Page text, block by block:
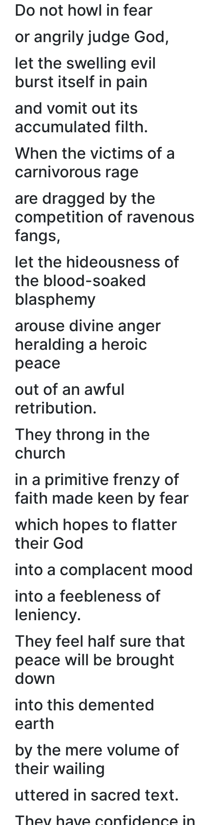
Do not howl in fear
or angrily judge God,
let the swelling evil
burst itself in pain
and vomit out its
accumulated filth.
When the victims of a
carnivorous rage
are dragged by the
competition of ravenous
fangs,
let the hideousness of
the blood-soaked
blasphemy
arouse divine anger
heralding a heroic
peace
out of an awful
retribution.
They throng in the
church
in a primitive frenzy of
faith made keen by fear
which hopes to flatter
their God
into a complacent mood
into a feebleness of
leniency.
They feel half sure that
peace will be brought
down
into this demented
earth
by the mere volume of
their wailing
uttered in sacred text.